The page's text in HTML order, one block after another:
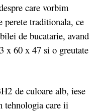
care vorbim
perete traditionala, ce
de bucatarie, avand
60 x 47 si o greutate
de culoare alb, iese
tehnologia care ii